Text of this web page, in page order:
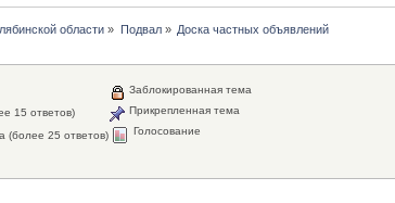
области » Подвал» Доска частных объявлений
15 ответов)
(более 25 ответов)
Заблокированная тема
Прикрепленная тема
Голосование